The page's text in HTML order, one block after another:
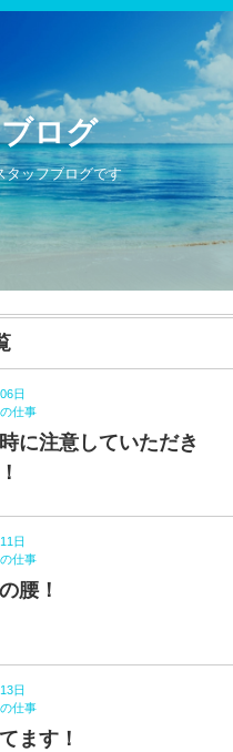
ログ
タッフブログです
日
仕事
に注意していただき
日
仕事
腰！
日
仕事
ます！